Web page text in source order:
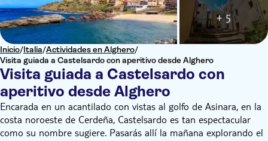
Inicio/Italia/Actividades en Alghero/
Visita guiada a Castelsardo con aperitivo desde Alghero
Visita guiada a Castelsardo con
aperitivo desde Alghero
+ 5
Encarada en un acantilado con vistas al golfo de Asinara, en la
costa noroeste de Cerdeña, Castelsardo es tan espectacular
como su nombre sugiere. Pasarás allí la mañana explorando el